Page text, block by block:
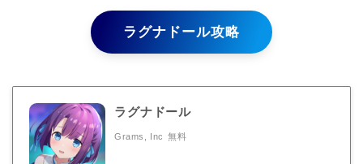
ラグナドール攻略
ラグナドール
Grams, Inc 無料